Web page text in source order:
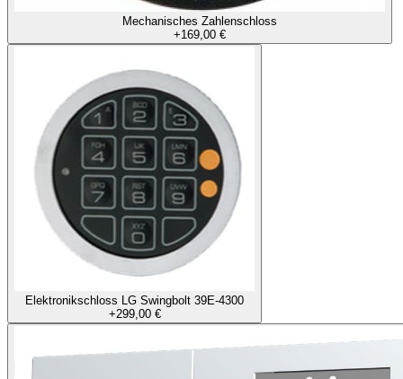
Mechanisches Zahlenschloss
+169,00 €
Elektronikschloss LG Swingbolt 39E-4300
+299,00 €